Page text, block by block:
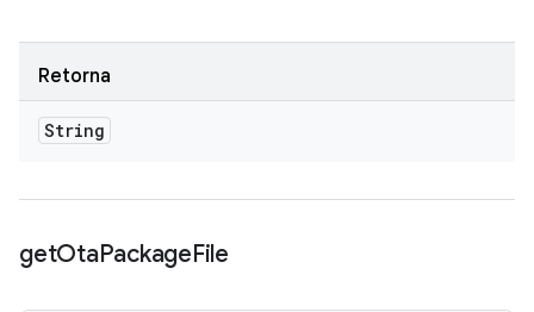
Retorna
String
getOtaPackageFile